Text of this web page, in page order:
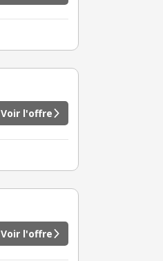
Voir l'offre
Voir l'offre